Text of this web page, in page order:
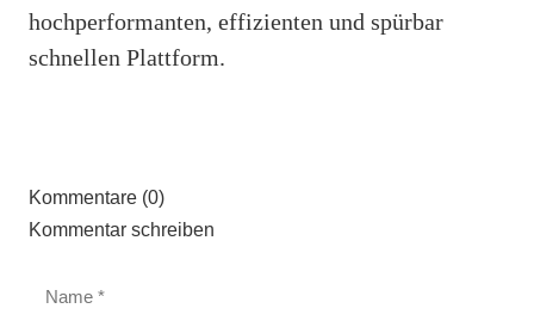
hochperformanten, effizienten und spürbar
schnellen Plattform.
Kommentare (0)
Kommentar schreiben